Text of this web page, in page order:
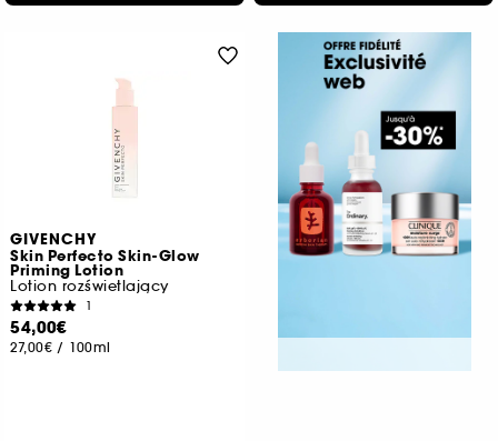
GIVENCHY
Skin Perfecto Skin-Glow
Priming Lotion
Lotion rozświetlający
1
54,00€
27,00€ / 100ml